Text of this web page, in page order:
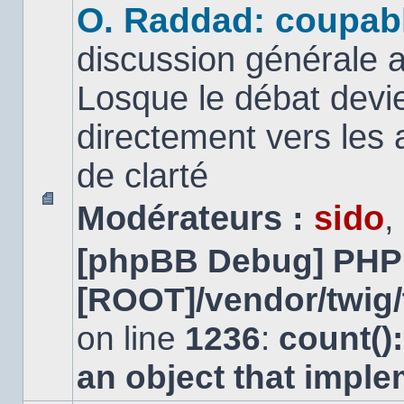
Aucun
message
non
O. Raddad:
discussion générale
Losque le débat
directement vers les
de clarté
Modérateurs : sido,
[phpBB Debug]
[ROOT]/vendor/
on line 1236:
an object that